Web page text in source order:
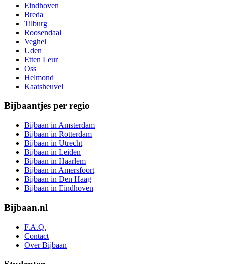
Eindhoven
Breda
Tilburg
Roosendaal
Veghel
Uden
Etten Leur
Oss
Helmond
Kaatsheuvel
Bijbaantjes per regio
Bijbaan in Amsterdam
Bijbaan in Rotterdam
Bijbaan in Utrecht
Bijbaan in Leiden
Bijbaan in Haarlem
Bijbaan in Amersfoort
Bijbaan in Den Haag
Bijbaan in Eindhoven
Bijbaan.nl
F.A.Q.
Contact
Over Bijbaan